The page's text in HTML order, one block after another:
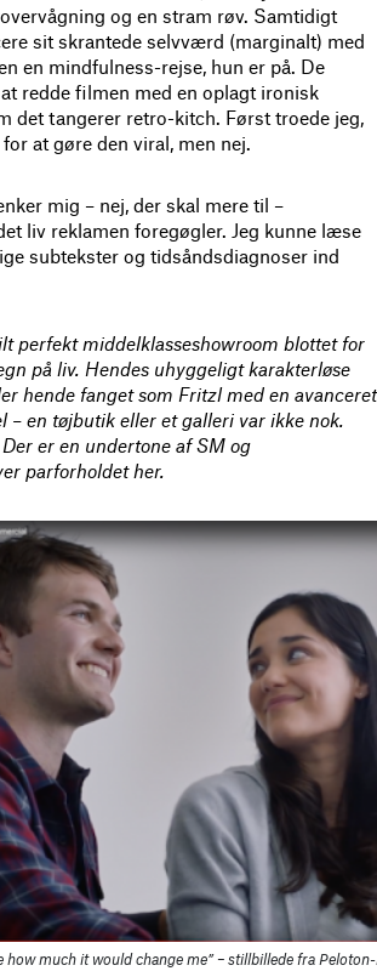
og en stram røv. Samtidigt
sit skrantede selvværd (marginalt) med
en mindfulness-rejse, hun er på. De
redde filmen med en oplagt ironisk
det tangerer retro-kitch. Først troede jeg,
at gøre den viral, men nej.
mig – nej, der skal mere til –
liv reklamen foregøgler. Jeg kunne læse
subtekster og tidsåndsdiagnoser ind
perfekt middelklasseshowroom blottet for
på liv. Hendes uhyggeligt karakterløse
hende fanget som Fritzl med en avanceret
– en tøjbutik eller et galleri var ikke nok.
er en undertone af SM og
parforholdet her.
how much it would change me” – stillbillede fra